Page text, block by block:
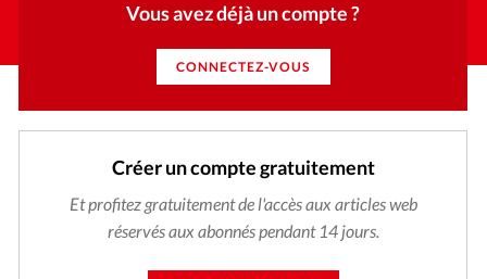
Vous avez déjà un compte ?
CONNECTEZ-VOUS
Créer un compte gratuitement
Et profitez gratuitement de l'accès aux articles web
réservés aux abonnés pendant 14 jours.